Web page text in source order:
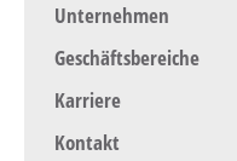
Unternehmen
Geschäftsbereiche
Karriere
Kontakt